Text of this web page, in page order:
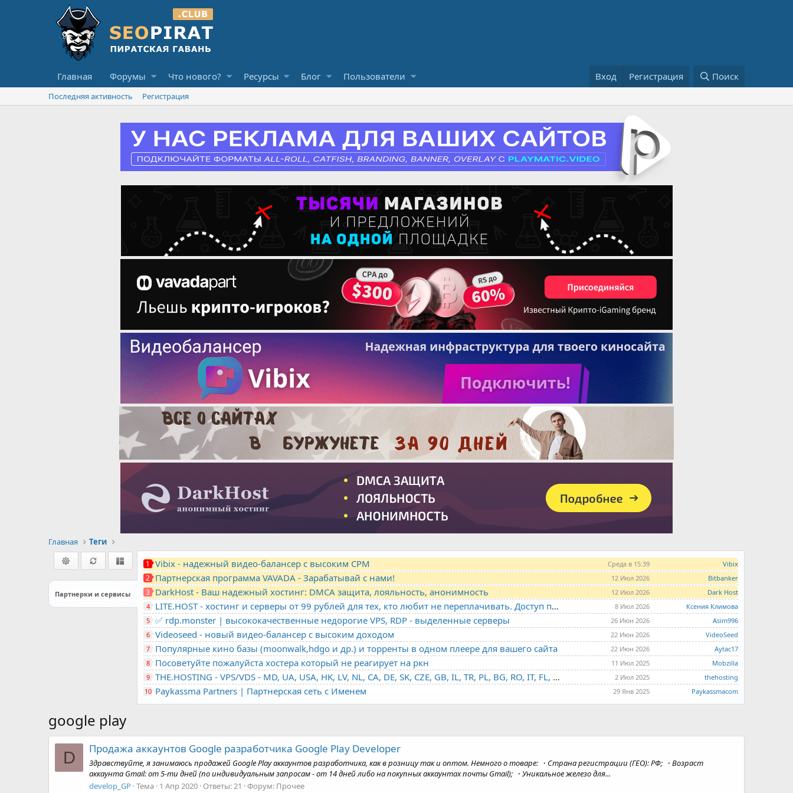
Главная Форумы Что нового? Ресурсы Блог Пользователи Вход Регистрация Поиск
Последняя активность Регистрация
Главная Теги
Партнерки и сервисы
1 Vibix - надежный видео-балансер с высоким CPM Среда в 15:39 Vibix
2 Партнерская программа VAVADA - Зарабатывай с нами! 12 Июл 2026 Bitbanker
3 DarkHost - Ваш надежный хостинг: DMCA защита, лояльность, анонимность 12 Июл 2026
Dark Host
4
LITE.HOST - хостинг и серверы от 99 рублей для тех, кто любит не переплачивать. Доступ по SSH, поддержка PHP, GIT, COMPOSER, сертификаты Let's Encrypt 8 Июл 2026
Ксения Климова
5
✅ rdp.monster | высококачественные недорогие VPS, RDP - выделенные серверы 26 Июн 2026
Asim996
6
Videoseed - новый видео-балансер с высоким доходом 22 Июн 2026
VideoSeed
7
Популярные кино базы (moonwalk,hdgo и др.) и торренты в одном плеере для вашего сайта 22 Июн 2026
Aytac17
8
Посоветуйте пожалуйста хостера который не реагирует на ркн 11 Июл 2025
Mobzilla
9
THE.HOSTING - VPS/VDS - MD, UA, USA, HK, LV, NL, CA, DE, SK, CZE, GB, IL, TR, PL, BG, RO, IT, FL, HU, PT. 2 Июл 2025
thehosting
10 Paykassma Partners | Партнерская сеть с Именем 29 Янв 2025 Paykassmacom
google play
D Продажа аккаунтов Google разработчика Google Play Developer
Здравствуйте, я занимаюсь продажей Google Play аккаунтов разработчика, как в розницу так и оптом. Немного о товаре: ・Страна регистрации (ГЕО): РФ; ・Возраст
аккаунта Gmail: от 5-ти дней (по индивидуальным запросам - от 14 дней либо на покупных аккаунтах почты Gmail); ・Уникальное железо для...
develop_GP Тема 1 Апр 2020 Ответы: 21 Форум: Прочее